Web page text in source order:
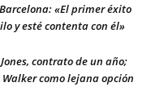
«El primer éxito
y esté contenta con él»
contrato de un año;
como lejana opción